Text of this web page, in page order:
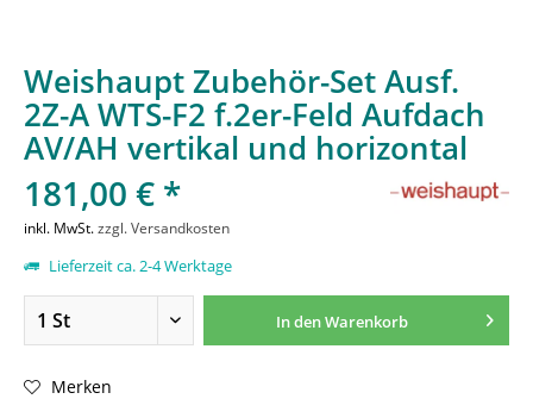
Weishaupt Zubehör-Set Ausf.
2Z-A WTS-F2 f.2er-Feld Aufdach
AV/AH vertikal und horizontal
181,00 € *
inkl. MwSt.zzgl. Versandkosten
Lieferzeit ca. 2-4 Werktage
In denWarenkorb
Merken